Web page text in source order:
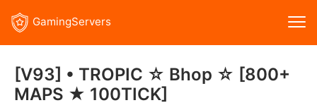
GamingServers
[V93] • TROPIC ☆ Bhop ☆ [800+
MAPS ★ 100TICK]